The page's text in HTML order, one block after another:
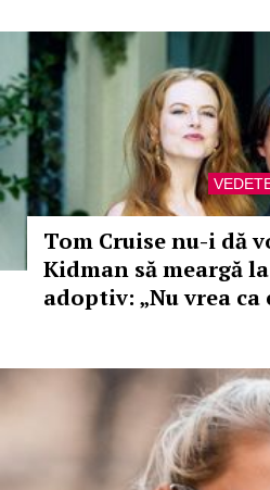
Tom Cruise nu-i dă
Kidman să meargă
adoptiv: „Nu vrea ca